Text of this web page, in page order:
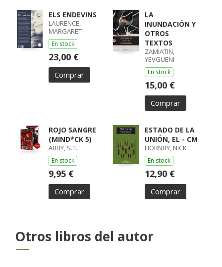
ELS ENDEVINS
LAURENCE,
MARGARET
En stock
23,00 €
Comprar
LA
INUNDACIÓN Y
OTROS
TEXTOS
ZAMIATIN,
YEVGUENI
En stock
15,00 €
Comprar
ROJO SANGRE
(MIND*CK 5)
ABBY, S.T.
En stock
9,95 €
Comprar
ESTADO DE LA
UNIÓN, EL - CM
HORNBY, NICK
En stock
12,90 €
Comprar
Otros libros del autor